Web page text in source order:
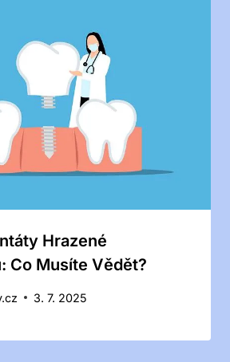
Hrazené
Co Musíte Vědět?
3. 7. 2025